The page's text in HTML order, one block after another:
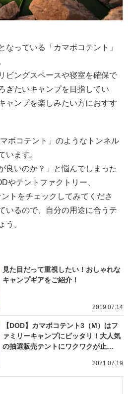
なっている「カマボコテント」
ビングスペースや寝室を確保で
ぎたいキャンプを目指してい
ャンプを楽しみたい方におすす
ボコテント」のようなトンネル
います。
良いのか？」と悩んでしまった
やテントファクトリー、
トをチェックしてみてくださ
いるので、自分の用途に合うテ
う。
見た目だって重視したい！おしゃれな
キャンプギアをご紹介！
2019.07.14
【DOD】カマボコテント3（M）はフ
ァミリーキャンプにピッタリ！大人気
の抽選販売テントにワクワクが止…
2021.07.19